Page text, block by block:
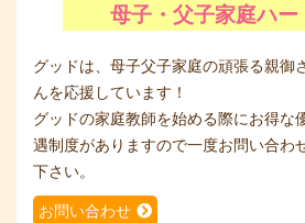
母子・父子家庭ハー
グッドは、母子父子家庭の頑張る親御
んを応援しています！
グッドの家庭教師を始める際にお得な
遇制度がありますので一度お問い合わ
下さい。
お問い合わせ